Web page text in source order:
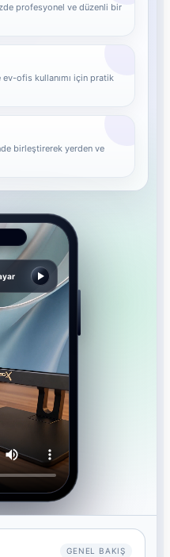
profesyonel ve düzenli bir
ev-ofis kullanımı için pratik
birleştirerek yerden ve
GENEL BAKIŞ